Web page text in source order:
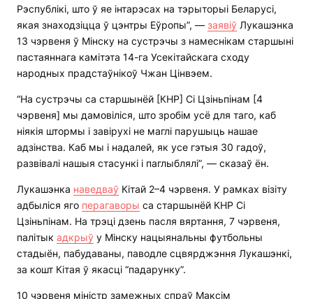
Рэспублікі, што ў яе інтарэсах на тэрыторыі Беларусі,
якая знаходзіцца ў цэнтры Еўропы”, — заявіў Лукашэнка
13 чэрвеня ў Мінску на сустрэчы з намеснікам старшыні
пастаяннага камітэта 14-га Усекітайскага сходу
народных прадстаўнікоў Чжан Цінвэем.
“На сустрэчы са старшынёй [КНР] Сі Цзіньпінам [4
чэрвеня] мы дамовіліся, што зробім усё для таго, каб
ніякія штормы і завірухі не маглі парушыць нашае
адзінства. Каб мы і надалей, як усе гэтыя 30 гадоў,
развівалі нашыя стасункі і паглыблялі”, — сказаў ён.
Лукашэнка наведваў Кітай 2–4 чэрвеня. У рамках візіту
адбыліся яго перагаворы са старшынёй КНР Сі
Цзіньпінам. На трэці дзень пасля вяртання, 7 чэрвеня,
палітык адкрыў у Мінску нацыянальны футбольны
стадыён, пабудаваны, паводле сцвярджэння Лукашэнкі,
за кошт Кітая ў якасці “падарунку”.
10 чэрвеня міністр замежных спраў Максім